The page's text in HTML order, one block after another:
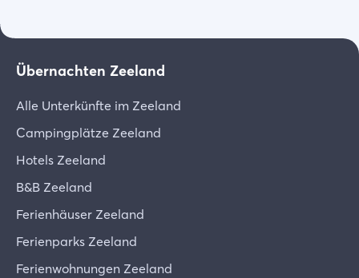
und Grillen - Hoher Wein
Geschäftsbedingungen sorgfältig zu lesen.
Laden Sie die Bedingungen herunter [PDF]
Übernachten Zeeland
Alle Unterkünfte im Zeeland
Campingplätze Zeeland
Hotels Zeeland
B&B Zeeland
Ferienhäuser Zeeland
Ferienparks Zeeland
Ferienwohnungen Zeeland